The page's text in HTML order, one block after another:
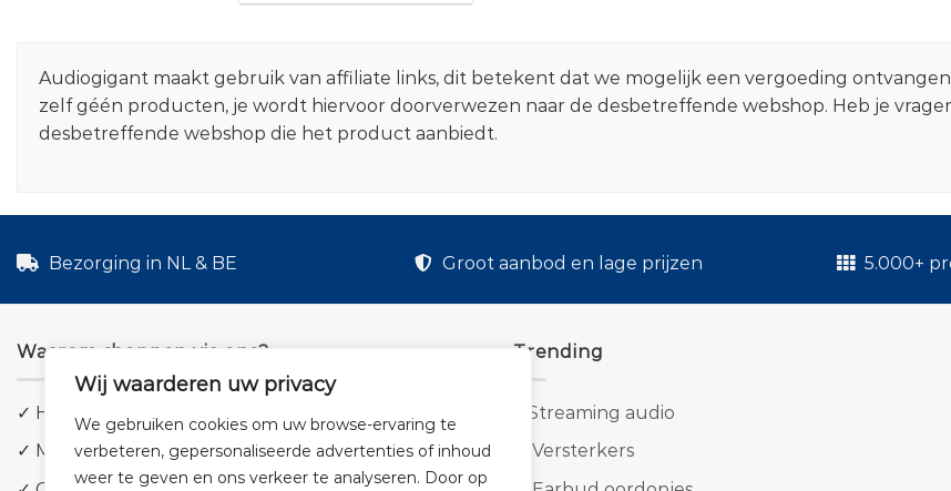
Wij waarderen uw privacy
We gebruiken cookies om uw browse-ervaring te
verbeteren, gepersonaliseerde advertenties of inhoud
weer te geven en ons verkeer te analyseren. Door op
Audiogigant maakt gebruik van affiliate links, dit betekent dat we mogelijk een vergoeding
zelf géén producten, je wordt hiervoor doorverwezen naar de desbetreffende webshop. Heb je
desbetreffende webshop die het product aanbiedt.
Bezorging in NL & BE Groot aanbod en lage prijzen 5.000+
Waarom shoppen via ons?
✓ Hoge kwaliteit geluid
✓ Meer dan 5.000 producten
Trending
Streaming audio
Versterkers